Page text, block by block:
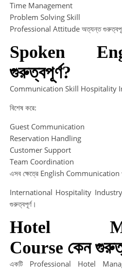
Time Management
Problem Solving Skill
Professional Attitude অত্যন্ত
Spoken
গুরুত্বপূর্ণ?
Communication Skill Hospitality
বিশেষ করে:
Guest Communication
Reservation Handling
Customer Support
Team Coordination
এসব ক্ষেত্রে English Communication
International Hospitality
গুরুত্বপূর্ণ।
Hotel
Course কেন
একটি Professional Hotel